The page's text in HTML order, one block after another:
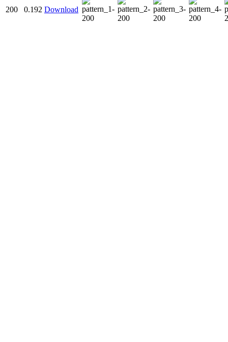
200 0.192 Download